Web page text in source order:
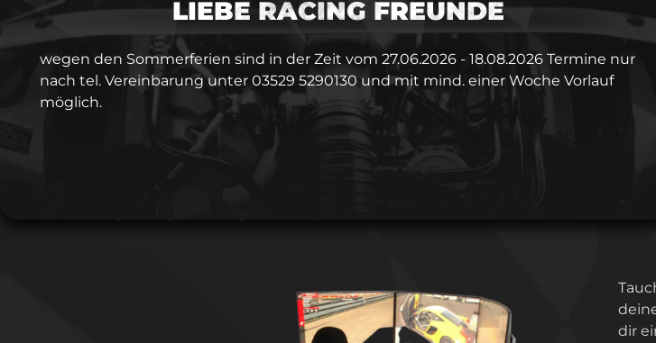
LIEBE RACING FREUNDE
wegen den Sommerferien sind in der Zeit vom 27.06.2026 - 18.08.2026 Termine nur
nach tel. Vereinbarung unter 03529 5290130 und mit mind. einer Woche Vorlauf
möglich.
MOTION XPERIENCE
AUTHENTISCHES MOTORSPORT
dir